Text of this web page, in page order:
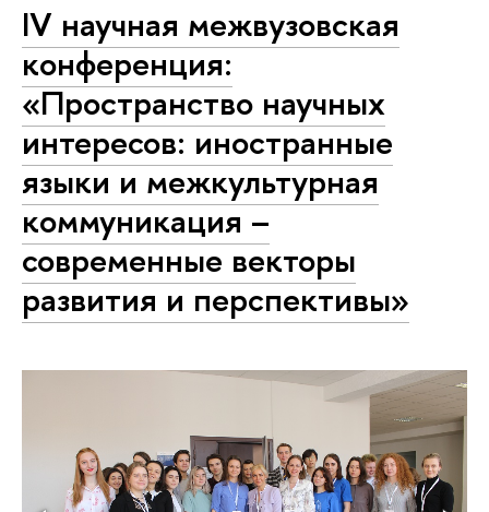
IV научная межвузовская
конференция:
«Пространство научных
интересов: иностранные
языки и межкультурная
коммуникация –
современные векторы
развития и перспективы»